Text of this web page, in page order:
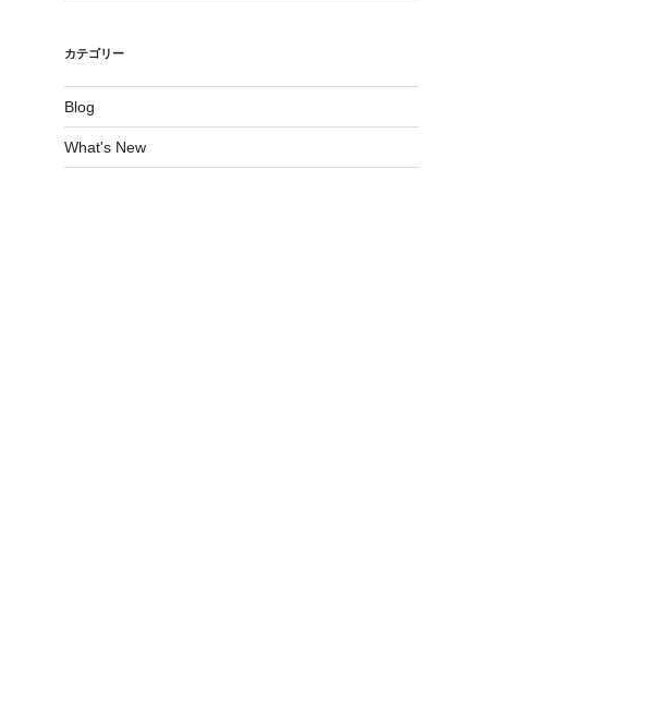
カテゴリー
Blog
What's New